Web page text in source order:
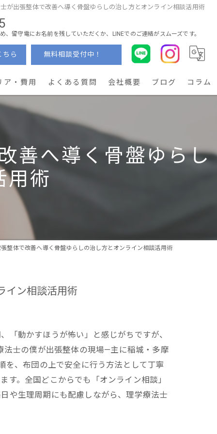
が出張整体で改善へ導く骨盤ゆらしの治し方とオンライン相談活用術
留守電にお名前を残していただくか、LINEでのご連絡がスムーズです。
ちら 無料相談受付中！
ア・費用 よくある質問 会社概要 ブログ コラム
善へ導く骨盤ゆらし
用術
整体で改善へ導く骨盤ゆらしの治し方とオンライン相談活用術
イン相談活用術
「動かすほうが怖い」と感じがちですが、
法士の僕が出張整体の現場—主に稲城・多摩
を、布団の上で安全に行う方法として丁寧
す。全国どこからでも「オンライン相談」
や生理周期にも配慮しながら、理学療法士